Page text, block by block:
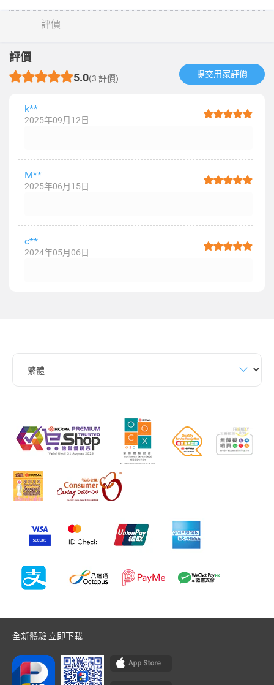
評價
評價
5.0(3 評價) 提交用家評價​
k**
2025年09月12日
M**
2025年06月15日
c**
2024年05月06日
全新體驗 立即下載